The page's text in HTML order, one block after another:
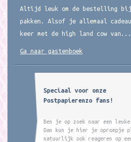
Altijd leuk om de bestelling
pakken. Alsof je allemaal
keer met de high land cow van...
Ga naar gastenboek
Speciaal voor onze
Postpapierenzo fans!
Ben je op zoek naar een
Dan kun je hier je oproepje
natuurlijk ook reageren op